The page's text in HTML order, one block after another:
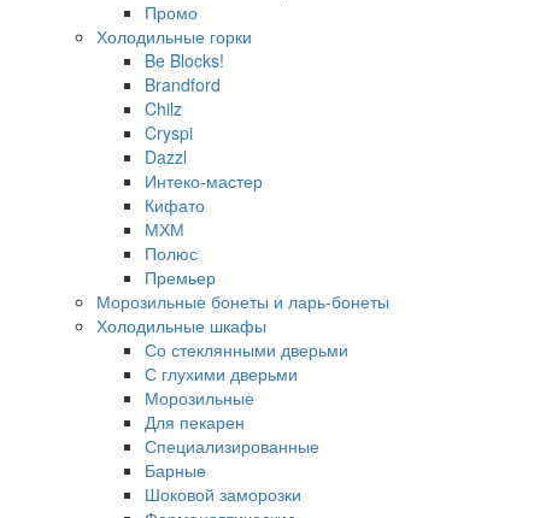
Промо
Холодильные горки
Be Blocks!
Brandford
Chilz
Cryspi
Dazzl
Интеко-мастер
Кифато
МХМ
Полюс
Премьер
Морозильные бонеты и ларь-бонеты
Холодильные шкафы
Со стеклянными дверьми
С глухими дверьми
Морозильные
Для пекарен
Специализированные
Барные
Шоковой заморозки